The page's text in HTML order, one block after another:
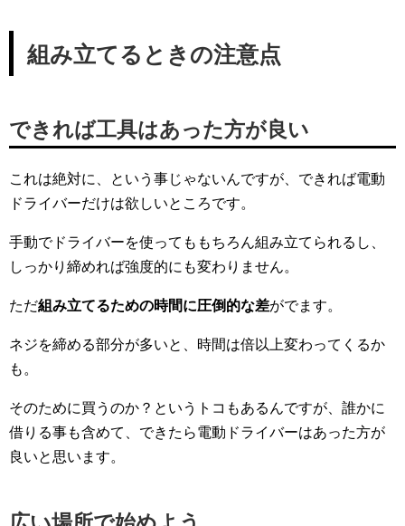
組み立てるときの注意点
できれば工具はあった方が良い
これは絶対に、という事じゃないんですが、できれば電動
ドライバーだけは欲しいところです。
手動でドライバーを使ってももちろん組み立てられるし、
しっかり締めれば強度的にも変わりません。
ただ組み立てるための時間に圧倒的な差がでます。
ネジを締める部分が多いと、時間は倍以上変わってくるか
も。
そのために買うのか？というトコもあるんですが、誰かに
借りる事も含めて、できたら電動ドライバーはあった方が
良いと思います。